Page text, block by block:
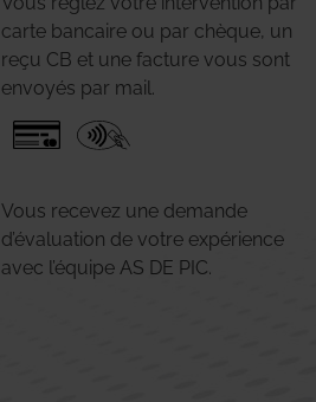
carte bancaire ou par chèque, un
reçu CB et une facture vous sont
envoyés par mail.
Vous recevez une demande
d’évaluation de votre expérience
avec l’équipe AS DE PIC.